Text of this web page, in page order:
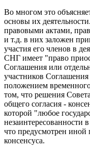
Во многом это
основы их
правовыми актами,
и т.д. в них заложен
участия его членов в
СНГ имеет "право
Соглашения или
участников
положением
том, что решения
общего согласия -
которой "любое
незаинтересованности
что предусмотрен
консенсуса.